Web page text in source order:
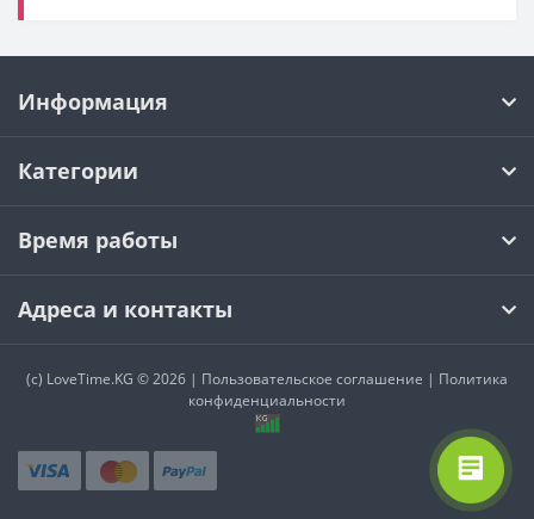
Информация
Категории
Время работы
Адреса и контакты
(c) LoveTime.KG © 2026 | Пользовательское соглашение | Политика
конфиденциальности